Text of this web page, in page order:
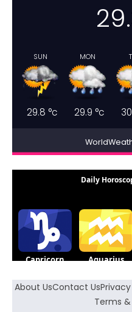
SUN
29.8 °c
MON
29.9 °c
About UsContact Us
Terms